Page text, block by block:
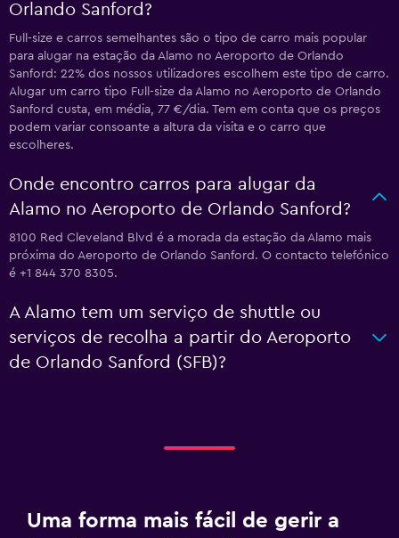
Orlando Sanford?
Full-size e carros semelhantes são o tipo de carro mais popular
para alugar na estação da Alamo no Aeroporto de Orlando
Sanford: 22% dos nossos utilizadores escolhem este tipo de carro.
Alugar um carro tipo Full-size da Alamo no Aeroporto de Orlando
Sanford custa, em média, 77 €/dia. Tem em conta que os preços
podem variar consoante a altura da visita e o carro que
escolheres.
Onde encontro carros para alugar da
Alamo no Aeroporto de Orlando Sanford?
8100 Red Cleveland Blvd é a morada da estação da Alamo mais
próxima do Aeroporto de Orlando Sanford. O contacto telefónico
é +1 844 370 8305.
A Alamo tem um serviço de shuttle ou
serviços de recolha a partir do Aeroporto
de Orlando Sanford (SFB)?
Uma forma mais fácil de gerir a